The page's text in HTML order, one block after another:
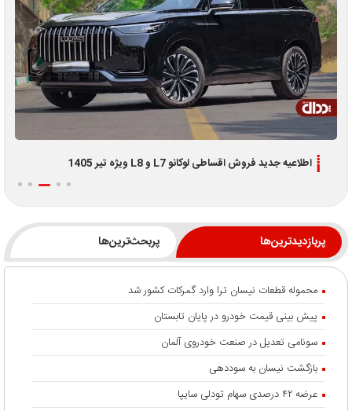
اطلاعیه جدید فروش اقساطی لوکانو L7 و L8 ویژه تیر 1405
پربازدیدترین‌ها پربحث‌ترین‌ها
محموله قطعات نیسان ترا وارد گمرکات کشور شد
پیش بینی قیمت خودرو در پایان تابستان
سونامی تعدیل در صنعت خودروی آلمان
بازگشت نیسان به سوددهی
عرضه ۴۲ درصدی سهام تودلی سایپا